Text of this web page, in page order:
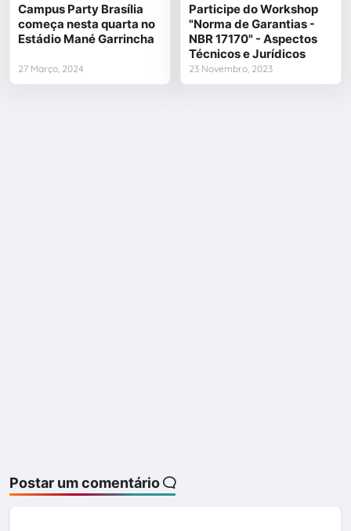
Campus Party Brasília
começa nesta quarta no
Estádio Mané Garrincha
27 Março, 2024
Participe do Workshop
"Norma de Garantias -
NBR 17170" - Aspectos
Técnicos e Jurídicos
23 Novembro, 2023
Postar um comentário